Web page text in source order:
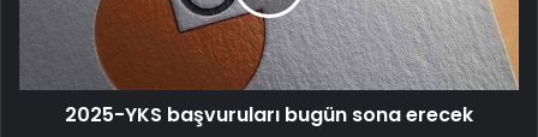
erecek
2025-YKS başvuruları bugün sona erecek